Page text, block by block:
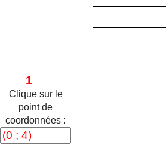
Clique sur le
point de
coordonnées :